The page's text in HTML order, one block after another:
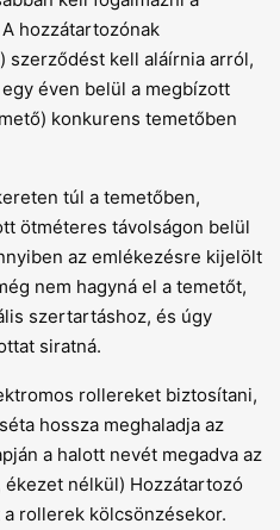
hozzátartozónak
szerződést kell aláírnia arról,
éven belül a megbízott
konkurens temetőben
túl a temetőben,
ötméteres távolságon belül
az emlékezésre kijelölt
nem hagyná el a temetőt,
szertartáshoz, és úgy
siratná.
rollereket biztosítani,
hossza meghaladja az
a halott nevét megadva az
nélkül) Hozzátartozó
rollerek kölcsönzésekor.